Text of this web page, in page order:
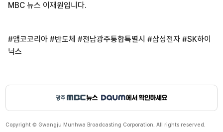
MBC 뉴스 이재원입니다.
#앰코코리아 #반도체 #전남광주통합특별시 #삼성전자 #SK하이
닉스
Copyright © Gwangju Munhwa Broadcasting Corporation. All rights reserved.